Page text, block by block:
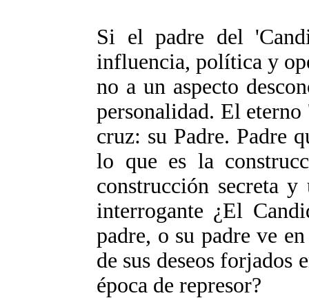
Si el padre del
influencia, política y
no a un aspecto
personalidad. El
cruz: su Padre. Padre
lo que es la
construcción secreta
interrogante ¿El
padre, o su padre ve
de sus deseos forjados
época de represor?